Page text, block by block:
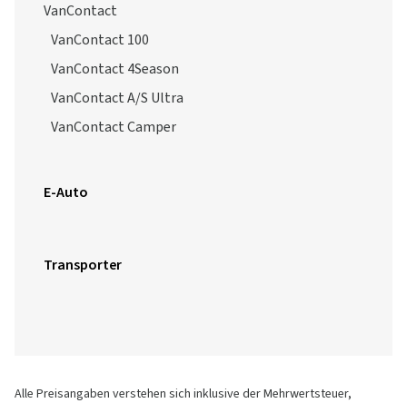
VanContact
VanContact 100
VanContact 4Season
VanContact A/S Ultra
VanContact Camper
E-Auto
Transporter
Alle Preisangaben verstehen sich inklusive der Mehrwertsteuer,